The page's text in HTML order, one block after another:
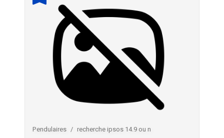
Pendulaires recherche ipsos 14.9 ou n